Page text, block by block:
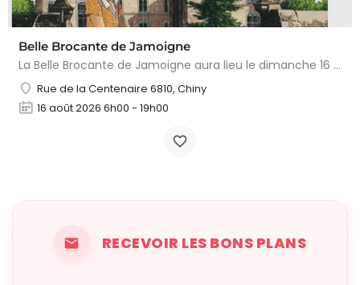
Belle Brocante de Jamoigne
La Belle Brocante de Jamoigne aura lieu le dimanche 16 août 2026 de 6h00 à 18h00, proposant une centaine…
Rue de la Centenaire 6810, Chiny
16 août 2026 6h00 - 19h00
RECEVOIR LES BONS PLANS